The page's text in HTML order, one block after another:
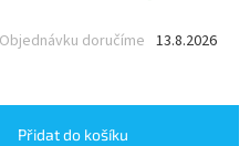
13.8.2026
Objednávku doručíme
Přidat do košíku